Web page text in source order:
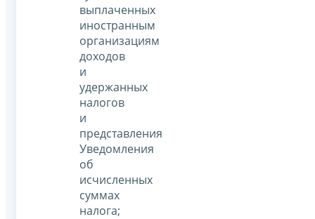
выплаченных
иностранным
организациям
доходов
и
удержанных
налогов
и
представления
Уведомления
об
исчисленных
суммах
налога;